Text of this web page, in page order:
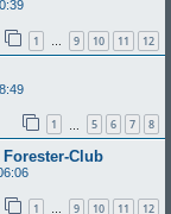
1 … 9 10 11 12
1 5 6 7 8
Club
1 … 9 10 11 12